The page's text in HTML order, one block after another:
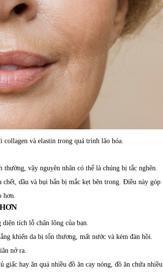
và elastin trong quá trình lão hóa.
vậy nguyên nhân có thể là chúng bị tắc nghẽn.
dầu và bụi bẩn bị mắc kẹt bên trong. Điều này góp
hơn.
tích lỗ chân lông của bạn.
khiến da bị tổn thương, mất nước và kém đàn hồi.
nở ra.
giấc hay ăn quá nhiều đồ ăn cay nóng, đồ ăn chứa nhiều